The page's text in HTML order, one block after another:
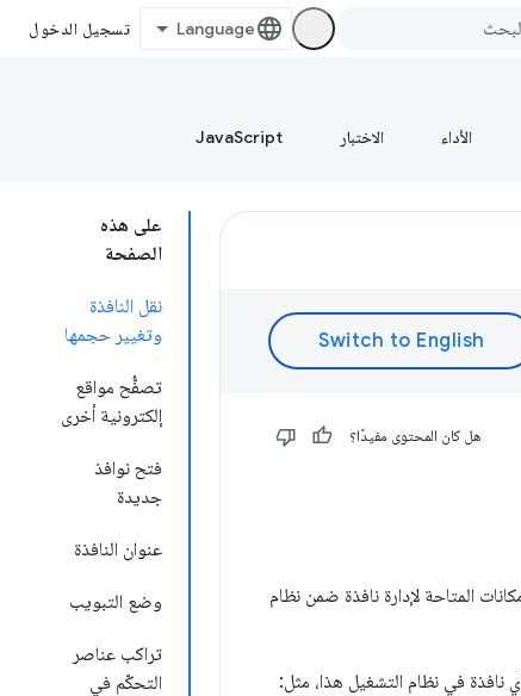
تسجيل الدخول
الأداء الاختبار JavaScript
على هذه
الصفحة
نقل النافذة
وتغيير حجمها
تصفُّح مواقع
إلكترونية أخرى
فتح نوافذ
جديدة
عنوان النافذة
وضع التبويب
تراكب عناصر
التحكّم في
هل كان المحتوى مفيدًا؟
المتاحة لإدارة نافذة ضمن نظام
نافذة في نظام التشغيل هذا، مثل: